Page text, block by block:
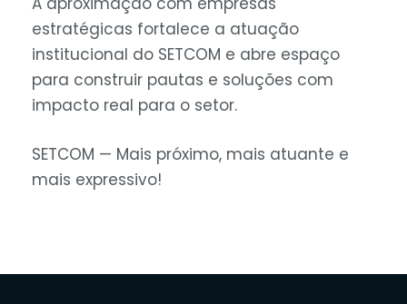
estratégicas fortalece a atuação
institucional do SETCOM e abre espaço
para construir pautas e soluções com
impacto real para o setor.
SETCOM — Mais próximo, mais atuante e
mais expressivo!